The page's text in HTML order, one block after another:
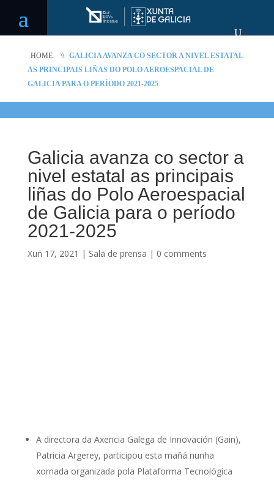
HOME \\ GALICIA AVANZA CO SECTOR A NIVEL ESTATAL
AS PRINCIPAIS LIÑAS DO POLO AEROESPACIAL DE
GALICIA PARA O PERÍODO 2021-2025
Galicia avanza co sector a
nivel estatal as principais
liñas do Polo Aeroespacial
de Galicia para o período
2021-2025
Xuñ 17, 2021 | Sala de prensa | 0 comments
A directora da Axencia Galega de Innovación (Gain),
Patricia Argerey, participou esta mañá nunha
xornada organizada pola Plataforma Tecnológica